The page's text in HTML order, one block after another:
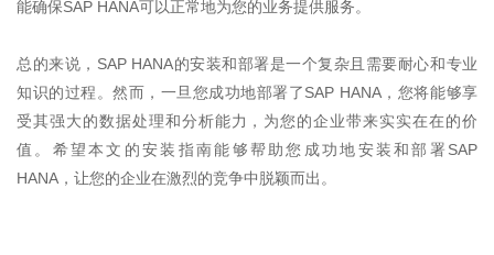
能确保SAP HANA可以正常地为您的业务提供服务。
总的来说， SAP HANA的安装和部署是一个复杂且需要耐心和专业
知识的过程。然而，一旦您成功地部署了SAP HANA，您将能够享
受其强大的数据处理和分析能力，为您的企业带来实实在在的价
值。希望本文的安装指南能够帮助您成功地安装和部署 SAP
HANA ，让您的企业在激烈的竞争中脱颖而出。